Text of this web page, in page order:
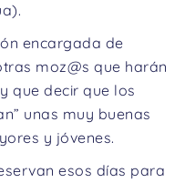
encargada de
moz@s que harán
que decir que los
unas muy buenas
y jóvenes.
esos días para